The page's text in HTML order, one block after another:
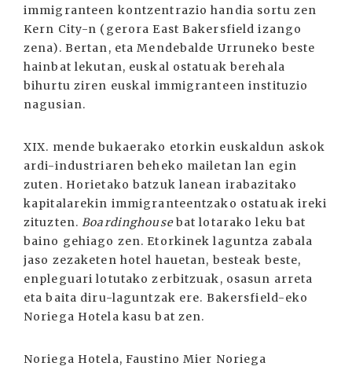
immigranteen kontzentrazio handia sortu zen
Kern City-n (gerora East Bakersfield izango
zena). Bertan, eta Mendebalde Urruneko beste
hainbat lekutan, euskal ostatuak berehala
bihurtu ziren euskal immigranteen instituzio
nagusian.
XIX. mende bukaerako etorkin euskaldun askok
ardi-industriaren beheko mailetan lan egin
zuten. Horietako batzuk lanean irabazitako
kapitalarekin immigranteentzako ostatuak ireki
zituzten.Boardinghousebat lotarako leku bat
baino gehiago zen. Etorkinek laguntza zabala
jaso zezaketen hotel hauetan, besteak beste,
enpleguari lotutako zerbitzuak, osasun arreta
eta baita diru-laguntzak ere. Bakersfield-eko
Noriega Hotela kasu bat zen.
Noriega Hotela, Faustino Mier Noriega